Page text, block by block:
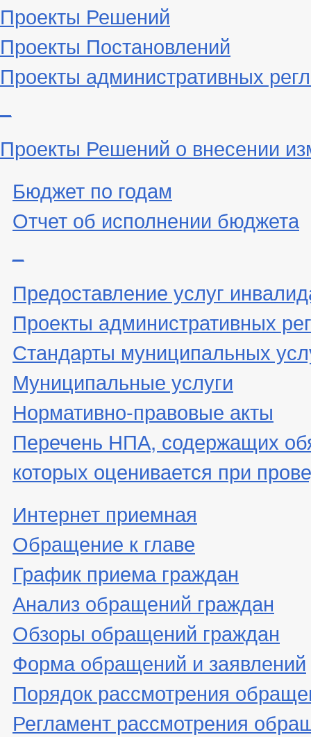
Проекты Решений
Проекты Постановлений
Проекты административных
Проекты Решений о внесении
Бюджет по годам
Отчет об исполнении бюджета
Предоставление услуг
Проекты административных
Стандарты муниципальных
Муниципальные услуги
Нормативно-правовые акты
Перечень НПА, содержащих
которых оценивается при
Интернет приемная
Обращение к главе
График приема граждан
Анализ обращений граждан
Обзоры обращений граждан
Форма обращений и заявлений
Порядок рассмотрения
Регламент рассмотрения